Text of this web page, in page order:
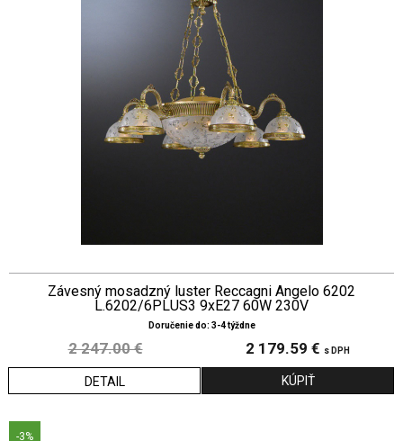
Závesný mosadzný luster Reccagni Angelo 6202
L.6202/6PLUS3 9xE27 60W 230V
Doručenie do: 3-4 týždne
2 247.00 € 2 179.59 € s DPH
DETAIL
-3%